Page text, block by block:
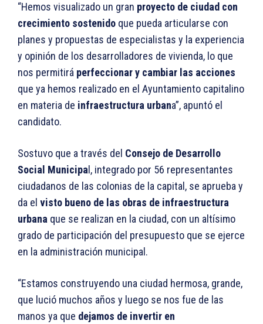
“Hemos visualizado un gran proyecto de ciudad con
crecimiento sostenido que pueda articularse con
planes y propuestas de especialistas y la experiencia
y opinión de los desarrolladores de vivienda, lo que
nos permitirá perfeccionar y cambiar las acciones
que ya hemos realizado en el Ayuntamiento capitalino
en materia de infraestructura urbana”, apuntó el
candidato.
Sostuvo que a través del Consejo de Desarrollo
Social Municipa l, integrado por 56 representantes
ciudadanos de las colonias de la capital, se aprueba y
da el visto bueno de las obras de infraestructura
urbana que se realizan en la ciudad, con un altísimo
grado de participación del presupuesto que se ejerce
en la administración municipal.
“Estamos construyendo una ciudad hermosa, grande,
que lució muchos años y luego se nos fue de las
manos ya que dejamos de invertir en